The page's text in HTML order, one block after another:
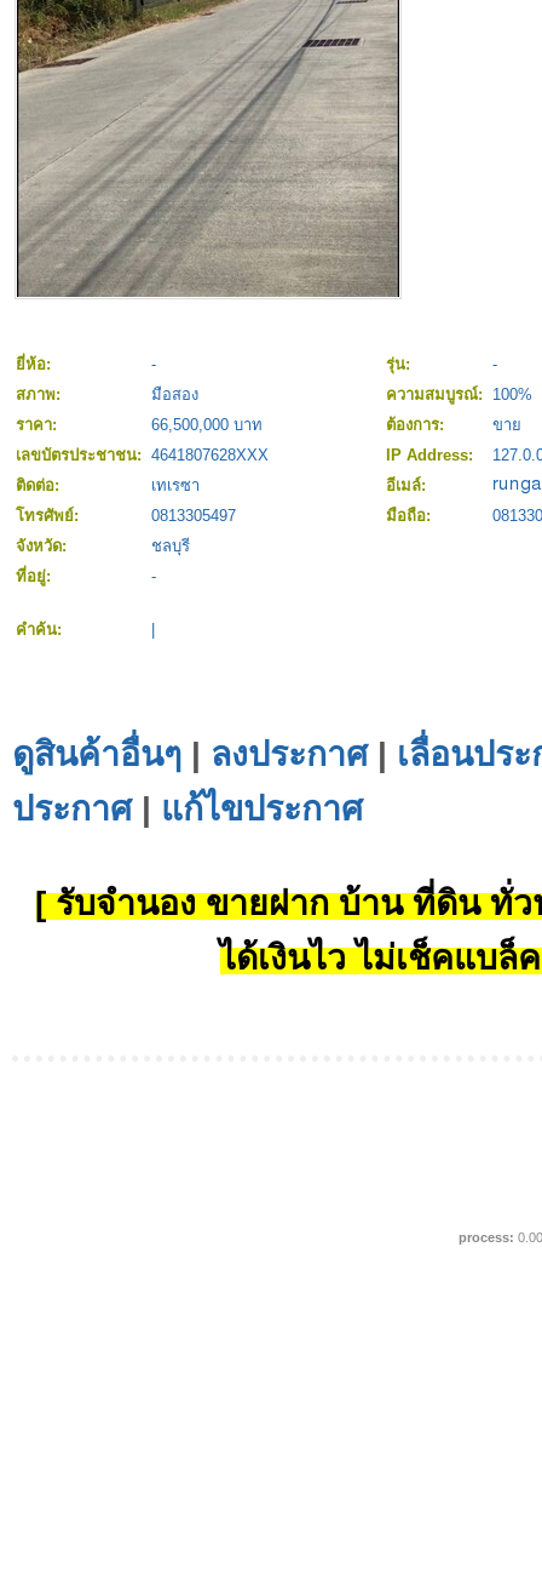
ยี่ห้อ: - รุ่น:
-
สภาพ:
มือสอง ความสมบูรณ์:
100%
ราคา:
66,500,000 บาท ต้องการ:
ขาย
เลขบัตรประชาชน: 4641807628XXX IP Address:
ติดต่อ:
เทเรซา
อีเมล์:
โทรศัพย์:
0813305497 มือถือ:
จังหวัด:
ชลบุรี
ที่อยู่:
-
คำค้น:
ดูสินค้าอื่นๆ | ลงประกาศ| เลื่อนปร
ประกาศ| แก้ไขประกาศ
[ รับจำนอง ขายฝาก บ้าน ที่ดิน ทั่ว
ได้เงินไว ไม่เช็คแบล็
process: